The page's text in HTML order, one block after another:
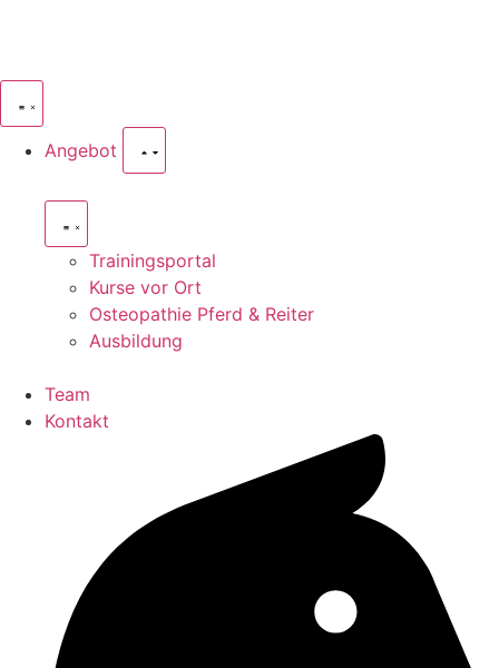
Angebot
Trainingsportal
Kurse vor Ort
Osteopathie Pferd & Reiter
Ausbildung
Team
Kontakt